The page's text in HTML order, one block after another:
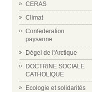
CERAS
Climat
Confederation
paysanne
Dégel de l'Arctique
DOCTRINE SOCIALE
CATHOLIQUE
Ecologie et solidarités